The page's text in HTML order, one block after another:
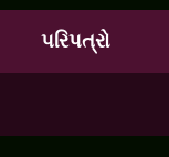
પરિપત્રો